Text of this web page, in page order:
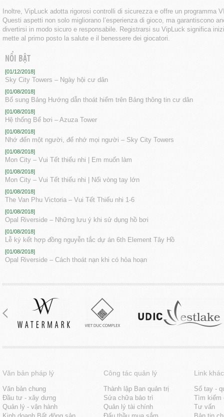
Inoltre, VipLuck adotta rigorosi controlli di sicurezza e offre un programma
Questi aspetti non solo migliorano l’esperienza di gioco, ma garantiscono
divertirsi in modo sicuro e responsabile. Registrarsi su VipLuck significa
mette al primo posto la salute e il benessere dei giocatori.
NỔI BẬT
[01/12/2018]
Sky City Towers – Ngày hội cư dân
[01/08/2018]
Bổ sung Bảng Hướng dẫn thoát hiểm trên Bảng thông tin cư dân
[01/08/2018]
Hệ thống Bể bơi – Azuza Tower
[01/08/2018]
Nhớ đến một người, để nhớ mọi người – Sky City Towers
[01/08/2018]
Mon City – Vui Tết thiếu nhi | Em muốn làm
[01/08/2018]
Mon City – Vui Tết thiếu nhi | Nối vòng tay lớn
[01/08/2018]
The Van Phu Victoria – Vui Tết Thiếu nhi 1-6
[01/08/2018]
Opal Riverside – Những lưu ý khi sử dụng hồ bơi
[01/08/2018]
Lễ ký kết hợp đồng nguyễn tắc dự án 6th Element Tây Hồ
[01/08/2018]
Opal Riverside – Cách thoát nạn khi có hỏa hoạn
Văn bản pháp lý
Văn bản chung
Đầu tư - xây dưng
Quản lý - vận hành
Công tác quản lý
Thành lập Ban quản trị
Sửa chữa bảo trì
Quản lý tài chính
Link khác
Sổ tay -
Tìm kiếm
Tư vấn